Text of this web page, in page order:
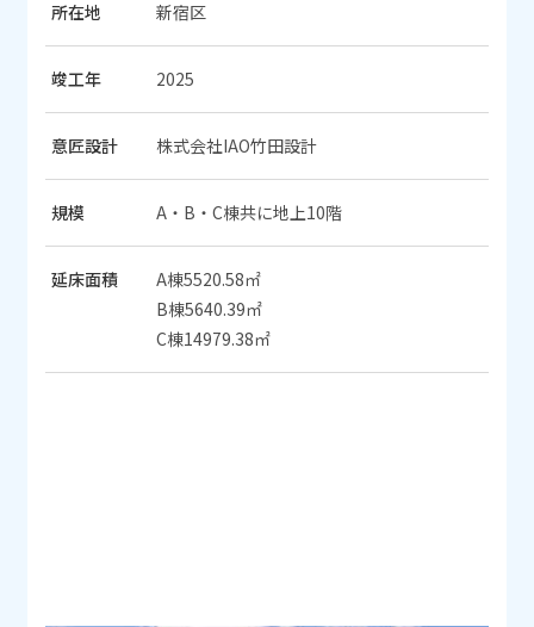
所在地 新宿区
竣工年 2025
意匠設計 株式会社IAO竹田設計
規模 A・B・C棟共に地上10階
延床面積
A棟5520.58㎡
B棟5640.39㎡
C棟14979.38㎡